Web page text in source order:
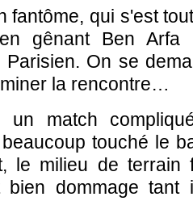
fantôme, qui s'est
gênant Ben
On se
la rencontre…
un match
touché le
le milieu de terrain
dommage tant